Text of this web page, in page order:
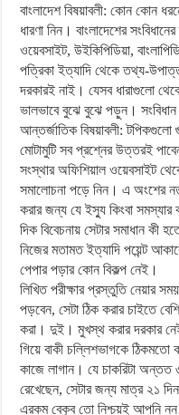
বাংলাদেশ বিষয়াবলী: কোন কোন
ধারণা নিন। বাংলাদেশের
ওয়েবসাইট, উইকিপিডিয়া,
পত্রিকা ইত্যাদি থেকে তথ্য-
দরকারই নাই। যেসব ধারাগুলো
ভালভাবে বুঝে বুঝে পড়ুন।
আন্তর্জাতিক বিষয়াবলী: টপিকগুলো
মোটামুটি সব প্রশ্নের উত্তরই
সংস্থার অফিশিয়াল ওয়েবসাইট
সমালোচনা পড়ে নিন। এ অংশের
করার জন্য যে ইস্যু কিংবা সমস্যার
দিক বিবেচনায় সেটার সমাধান কী
নিজের মতামত ইত্যাদি পয়েন্ট
পেপার পড়ার কোন বিকল্প নেই।
লিখিত পরীক্ষার প্রস্তুতি নেয়ার
পড়বেন, সেটা ঠিক করার চাইতে
করা। দুই। মুখস্থ করার দরকার
গিয়ে বাকী চল্লিশভাগকে ঠিকমতো
কাজে লাগান। যে চাকরিটা
রেখেছেন, সেটার জন্য মাত্র ২১
এরকম বেকুব তো নিশ্চয়ই আপনি